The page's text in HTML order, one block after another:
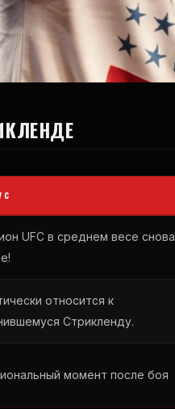
UFC в среднем весе снова
относится к
Стрикленду.
момент после боя